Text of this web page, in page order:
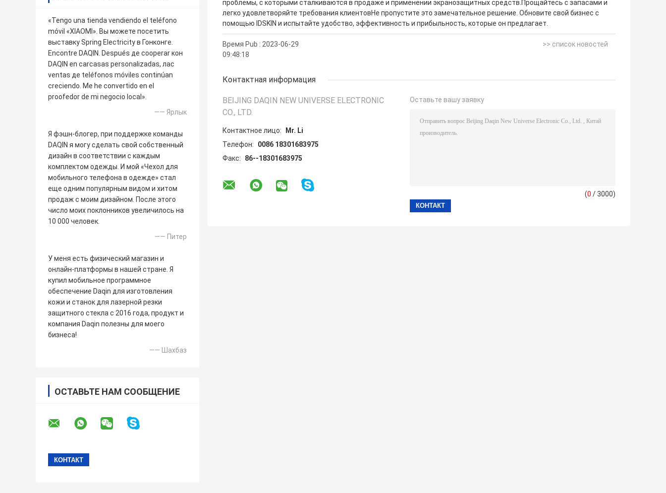
«Tengo una tienda vendiendo el teléfono
móvil «XIAOMI». Вы можете посетить
выставку Spring Electricity в Гонконге.
Encontre DAQIN. Después де cooperar кон
DAQIN en carcasas personalizadas, лас
ventas де teléfonos móviles continúan
creciendo. Me he convertido en el
proofedor de mi negocio local».
—— Ярлык
Я фэшн-блогер, при поддержке команды
DAQIN я могу сделать свой собственный
дизайн в соответствии с каждым
комплектом одежды. И мой «Чехол для
мобильного телефона в одежде» стал
еще одним популярным видом и хитом
продаж с моим дизайном. После этого
число моих поклонников увеличилось на
10 000 человек.
—— Питер
У меня есть физический магазин и
онлайн-платформы в нашей стране. Я
купил мобильное программное
обеспечение Daqin для изготовления
кожи и станок для лазерной резки
защитного стекла с 2016 года, продукт и
компания Daqin полезны для моего
бизнеса!
—— Шахбаз
ОСТАВЬТЕ НАМ СООБЩЕНИЕ
проблемы, с которыми сталкиваются в продаже и применении экранозащитных средств.Прощайтесь с запасами и
легко удовлетворяйте требования клиентовНе пропустите это замечательное решение. Обновите свой бизнес с
помощью IDSKIN и испытайте удобство, эффективность и прибыльность, которые он предлагает.
Время Pub : 2023-06-29
09:48:18
>> список новостей
Контактная информация
BEIJING DAQIN NEW UNIVERSE ELECTRONIC
CO., LTD.
Контактное лицо:
Mr. Li
Телефон:
0086 18301683975
Факс:
86--18301683975
Оставьте вашу заявку
(0 / 3000)